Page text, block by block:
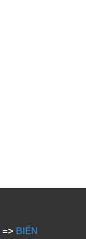
=> BIỂN